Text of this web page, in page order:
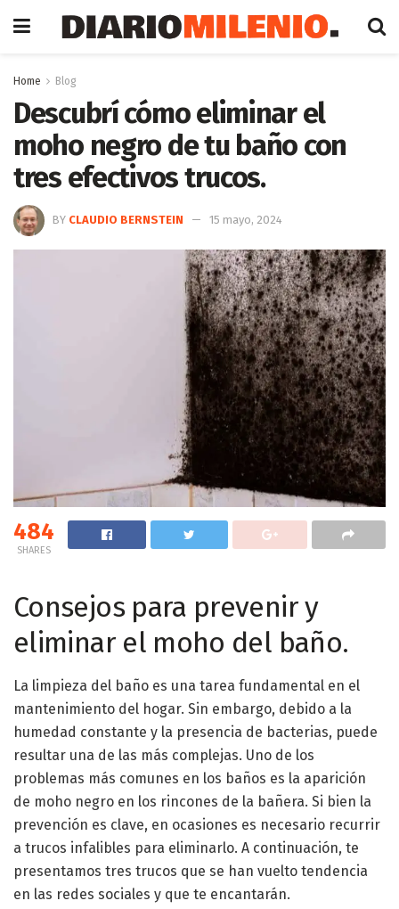
Home Blog
Descubrí cómo eliminar el
moho negro de tu baño con
tres efectivos trucos.
BY CLAUDIO BERNSTEIN 15 mayo, 2024
484
SHARES
Consejos para prevenir y
eliminar el moho del baño.
La limpieza del baño es una tarea fundamental en el
mantenimiento del hogar. Sin embargo, debido a la
humedad constante y la presencia de bacterias, puede
resultar una de las más complejas. Uno de los
problemas más comunes en los baños es la aparición
de moho negro en los rincones de la bañera. Si bien la
prevención es clave, en ocasiones es necesario recurrir
a trucos infalibles para eliminarlo. A continuación, te
presentamos tres trucos que se han vuelto tendencia
en las redes sociales y que te encantarán.